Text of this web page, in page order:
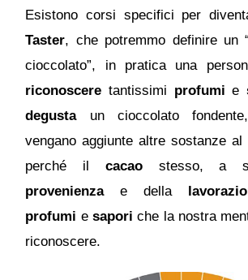
Esistono corsi specifici per
Taster, che potremmo definire un
cioccolato”, in pratica una
riconoscere tantissimi profumi e
degustaun cioccolato
vengano aggiunte altre sostanze
perché il cacaostesso, a
provenienzae della
profumi esapori che la nostra
riconoscere.